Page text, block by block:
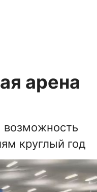
арена
возможность
круглый год